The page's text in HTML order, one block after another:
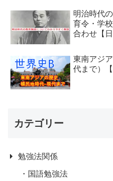
明治時代
育令・学
合わせ【日
東南アジ
代まで）
カテゴリー
勉強法関係
国語勉強法